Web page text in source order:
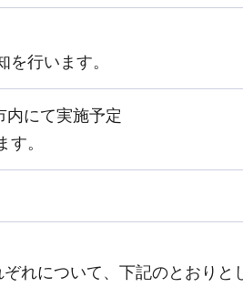
行います。
内にて実施予定
。
れについて、下記のとおりと